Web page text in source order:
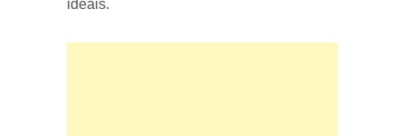
ideais.